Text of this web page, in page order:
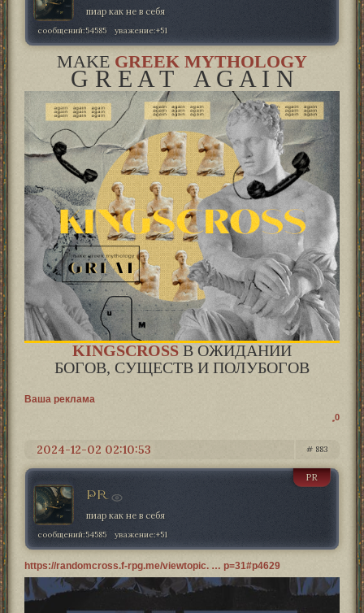
пиар как не в себя
сообщений:54585 уважение:+51
MAKE GREEK MYTHOLOGY
G R E A T A G A I N
KINGSCROSS В ОЖИДАНИИ
БОГОВ, СУЩЕСТВ И ПОЛУБОГОВ
Ваша реклама
0
883
2024-12-02 02:10:53
PR
PR
пиар как не в себя
сообщений:54585 уважение:+51
https://randomcross.f-rpg.me/viewtopic. … p=31#p4629